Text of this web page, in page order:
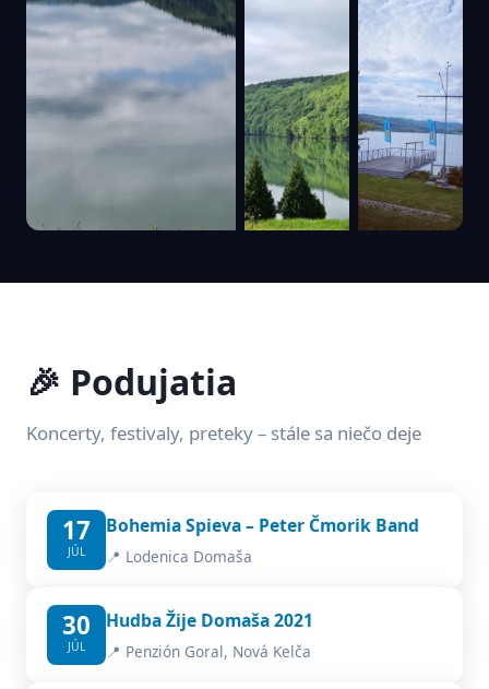
🎉 Podujatia
Koncerty, festivaly, preteky – stále sa niečo deje
17
JÚL
Bohemia Spieva – Peter Čmorik Band
📍 Lodenica Domaša
30
JÚL
Hudba Žije Domaša 2021
📍 Penzión Goral, Nová Kelča